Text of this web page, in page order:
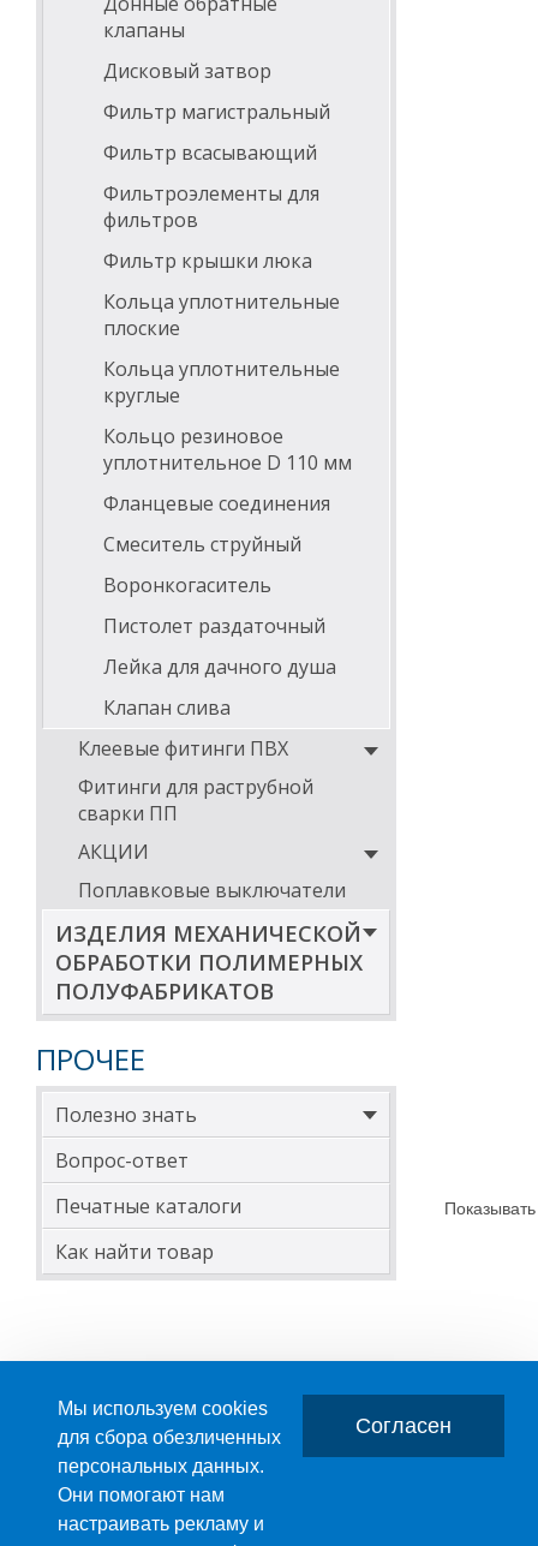
клапаны
Дисковый затвор
Фильтр магистральный
Фильтр всасывающий
Фильтроэлементы для
фильтров
Фильтр крышки люка
Кольца уплотнительные
плоские
Кольца уплотнительные
круглые
Кольцо резиновое
уплотнительное D 110 мм
Фланцевые соединения
Смеситель струйный
Воронкогаситель
Пистолет раздаточный
Лейка для дачного душа
Клапан слива
Клеевые фитинги ПВХ
Фитинги для раструбной
сварки ПП
АКЦИИ
Поплавковые выключатели
ИЗДЕЛИЯ МЕХАНИЧЕСКОЙ
ОБРАБОТКИ ПОЛИМЕРНЫХ
ПОЛУФАБРИКАТОВ
ПРОЧЕЕ
Полезно знать
Вопрос-ответ
Печатные каталоги
Как найти товар
ПРОИЗВОДСТВО ПЛАСТМАССОВЫХ ИЗДЕЛИЙ
Мы используем cookies
для сбора обезличенных
персональных данных.
Они помогают нам
настраивать рекламу и
Согласен